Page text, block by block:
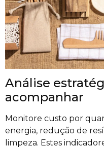
Análise
acompanhar
Monitore custo por
energia, redução de
limpeza. Estes